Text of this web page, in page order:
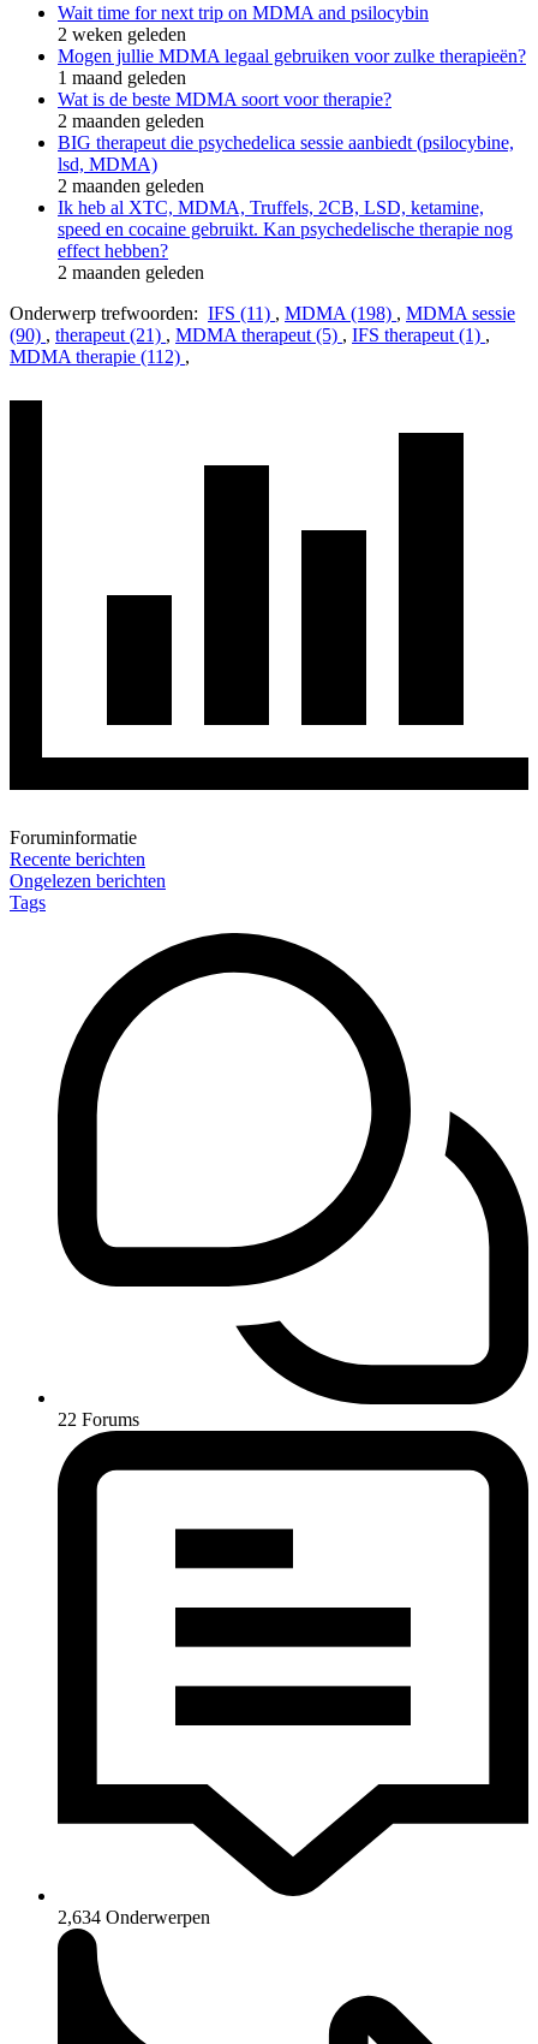
Wait time for next trip on MDMA and psilocybin
2 weken geleden
Mogen jullie MDMA legaal gebruiken voor zulke therapieën?
1 maand geleden
Wat is de beste MDMA soort voor therapie?
2 maanden geleden
BIG therapeut die psychedelica sessie aanbiedt (psilocybine,
lsd, MDMA)
2 maanden geleden
Ik heb al XTC, MDMA, Truffels, 2CB, LSD, ketamine,
speed en cocaine gebruikt. Kan psychedelische therapie nog
effect hebben?
2 maanden geleden
Onderwerp trefwoorden: IFS (11) , MDMA (198) , MDMA sessie
(90) , therapeut (21) , MDMA therapeut (5) , IFS therapeut (1) ,
MDMA therapie (112) ,
Foruminformatie
Recente berichten
Ongelezen berichten
Tags
22 Forums
2,634 Onderwerpen